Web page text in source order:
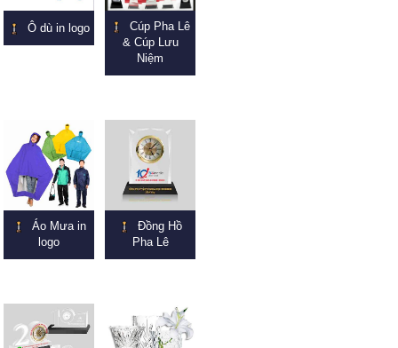
Ô dù in logo
Cúp Pha Lê
& Cúp Lưu
Niệm
Áo Mưa in
logo
Đồng Hồ
Pha Lê